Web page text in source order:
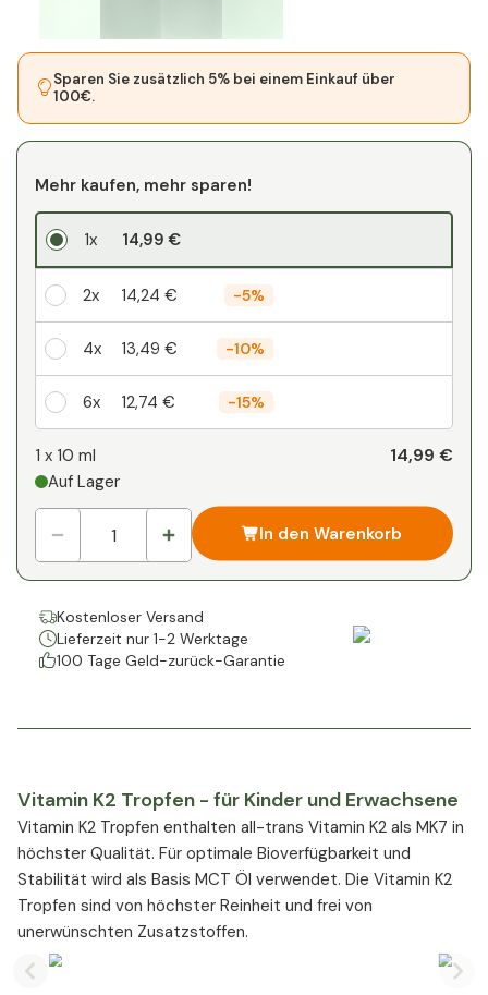
Sparen Sie zusätzlich 5% bei einem Einkauf über
100€.
Mehr kaufen, mehr sparen!
1x 14,99 €
2x 14,24 € -5%
4x 13,49 € -10%
6x 12,74 € -15%
1x
1 x 10 ml
Auf Lager
14,99 €
In den Warenkorb
Kostenloser Versand
Lieferzeit nur 1-2 Werktage
100 Tage Geld-zurück-Garantie
Vitamin K2 Tropfen - für Kinder und Erwachsene
Vitamin K2 Tropfen enthalten all-trans Vitamin K2 als MK7 in
höchster Qualität. Für optimale Bioverfügbarkeit und
Stabilität wird als Basis MCT Öl verwendet. Die Vitamin K2
Tropfen sind von höchster Reinheit und frei von
unerwünschten Zusatzstoffen.
Previous slide